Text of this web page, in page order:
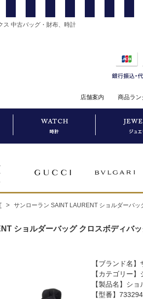
中古バッグ・財布、時計
店舗案内 商品ラン
>
サンローラン SAINT LAURENT ショルダーバ
ショルダーバッグ クロスボディバ
【ブランド名
【カテゴリー
【製品名】シ
【型番】733294